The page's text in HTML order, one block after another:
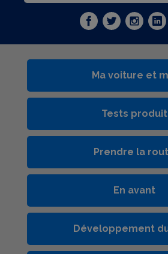
Ma voiture et
Tests produit
Prendre la
En avant
Développement